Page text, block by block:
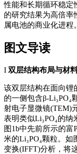
性能和长期循环稳定
的研究结果为高倍率
属电池的商业化进程。
图文导读
I 双层结构布局与材
该双层结构在面向锂
的一侧包含β-Li₃PO₄
射电子显微镜(TEM)
表明类似Li₃PO₄的
图1b中先前所示的
米的Li₃PO₄颗粒。
变换(IFFT)分析，将